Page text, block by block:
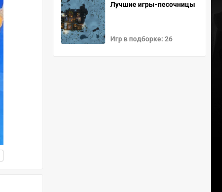
Лучшие игры-песочницы
Игр в подборке: 26